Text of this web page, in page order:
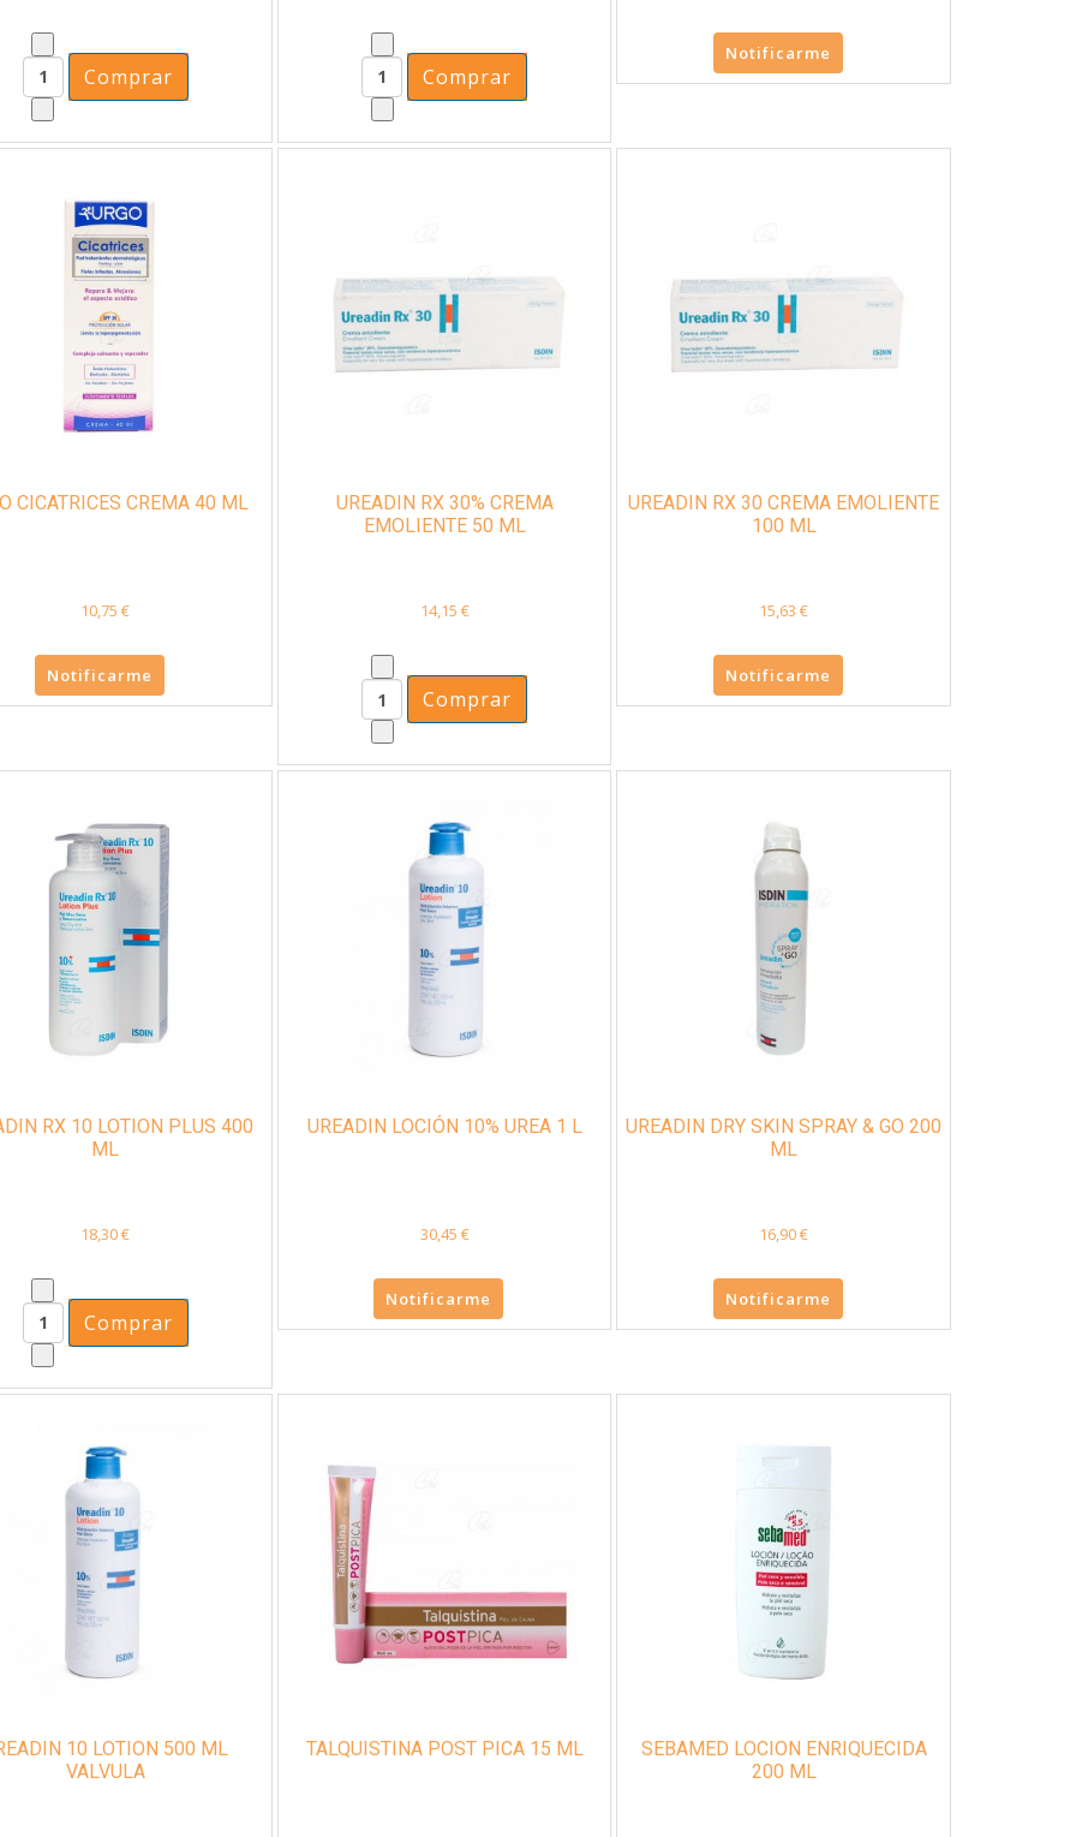
Notificarme
CICATRICES CREMA 40 ML
10,75 €
Notificarme
UREADIN RX 30% CREMA
EMOLIENTE 50 ML
14,15 €
UREADIN RX 30 CREMA EMOLIENTE
100 ML
15,63 €
Notificarme
RX 10 LOTION PLUS 400
ML
18,30 €
UREADIN LOCIÓN 10% UREA 1 L
30,45 €
Notificarme
UREADIN DRY SKIN SPRAY & GO 200
ML
16,90 €
Notificarme
10 LOTION 500 ML
VALVULA
TALQUISTINA POST PICA 15 ML
SEBAMED LOCION ENRIQUECIDA
200 ML